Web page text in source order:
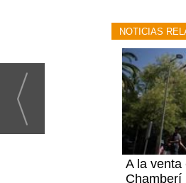
NOTICIAS
A la venta
Chamberí